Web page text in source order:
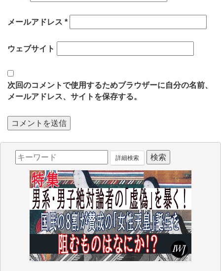
メールアドレス *
ウェブサイト
次回のコメントで使用するためブラウザーに自分の名前、
メールアドレス、サイトを保存する。
詳細検索